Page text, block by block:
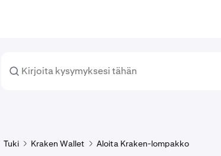
Tuki Kraken Wallet Aloita Kraken-lompakko